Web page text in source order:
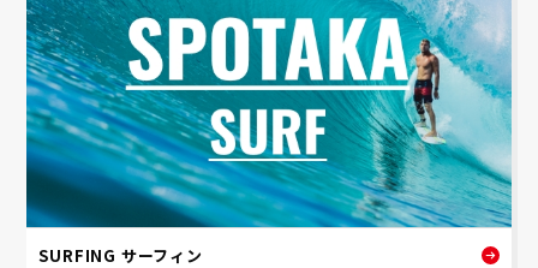
SURFING サーフィン